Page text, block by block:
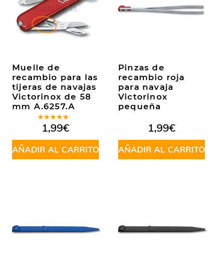
Muelle de
recambio para las
tijeras de navajas
Victorinox de 58
mm A.6257.A
Valorado
en5.00de
5
1,99€
AÑADIR AL CARRITO
Pinzas de
recambio roja
para navaja
Victorinox
pequeña
1,99€
AÑADIR AL CARRITO